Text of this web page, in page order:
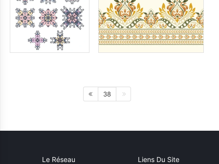
38
Le Réseau Liens Du Site